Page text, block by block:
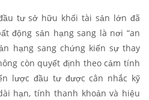
tư sở hữu khối tài sản lớn đã
động sản hạng sang là nơi “an
hạng sang chứng kiến sự thay
còn quyết định theo cảm tính
lược đầu tư được cân nhắc kỹ
hạn, tính thanh khoản và hiệu